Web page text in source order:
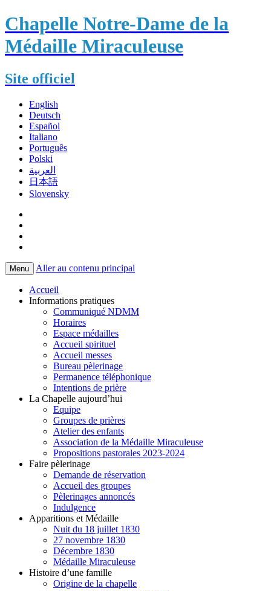
Chapelle Notre-Dame de la
Médaille Miraculeuse
Site officiel
English
Deutsch
Español
Italiano
Português
Polski
العربية
日本語
Slovensky
Menu Aller au contenu principal
Accueil
Informations pratiques
Communiqué NDMM
Horaires
Espace médailles
Accueil spirituel
Accueil messes
Bureau pèlerinage
Permanence téléphonique
Intentions de prière
La Chapelle aujourd’hui
Equipe
Groupes de prières
Atelier des enfants
Association de la Médaille Miraculeuse
Propositions pastorales 2023-2024
Faire pèlerinage
Demande de réservation
Accueil des groupes
Pèlerinages annoncés
Indulgence
Apparitions et Médaille
Nuit du 18 juillet 1830
27 novembre 1830
Décembre 1830
Médaille Miraculeuse
Histoire d’une famille
Origine de la chapelle